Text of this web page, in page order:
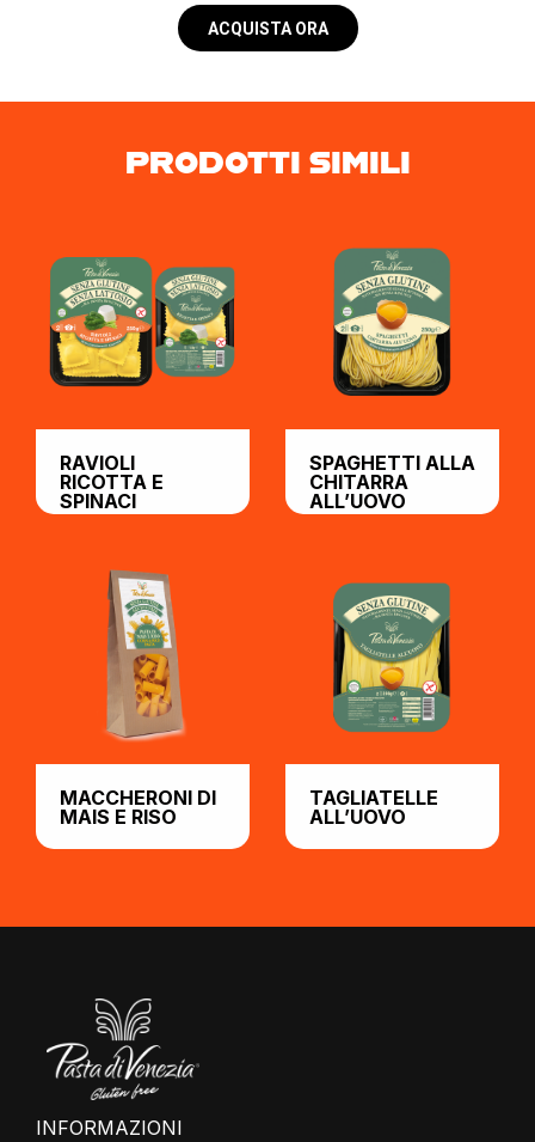
ACQUISTA ORA
PRODOTTI SIMILI
RAVIOLI
RICOTTA E
SPINACI
SPAGHETTI ALLA
CHITARRA
ALL’UOVO
MACCHERONI DI
MAIS E RISO
TAGLIATELLE
ALL’UOVO
INFORMAZIONI